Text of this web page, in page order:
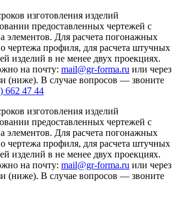
изготовления изделий
предоставленных чертежей с
элементов. Для расчета погонажных
чертежа профиля, для расчета штучных
изделий в не менее двух проекциях.
на почту: mail@gr-forma.ru или через
(ниже). В случае вопросов — звоните
662 47 44
изготовления изделий
предоставленных чертежей с
элементов. Для расчета погонажных
чертежа профиля, для расчета штучных
изделий в не менее двух проекциях.
на почту: mail@gr-forma.ru или через
(ниже). В случае вопросов — звоните